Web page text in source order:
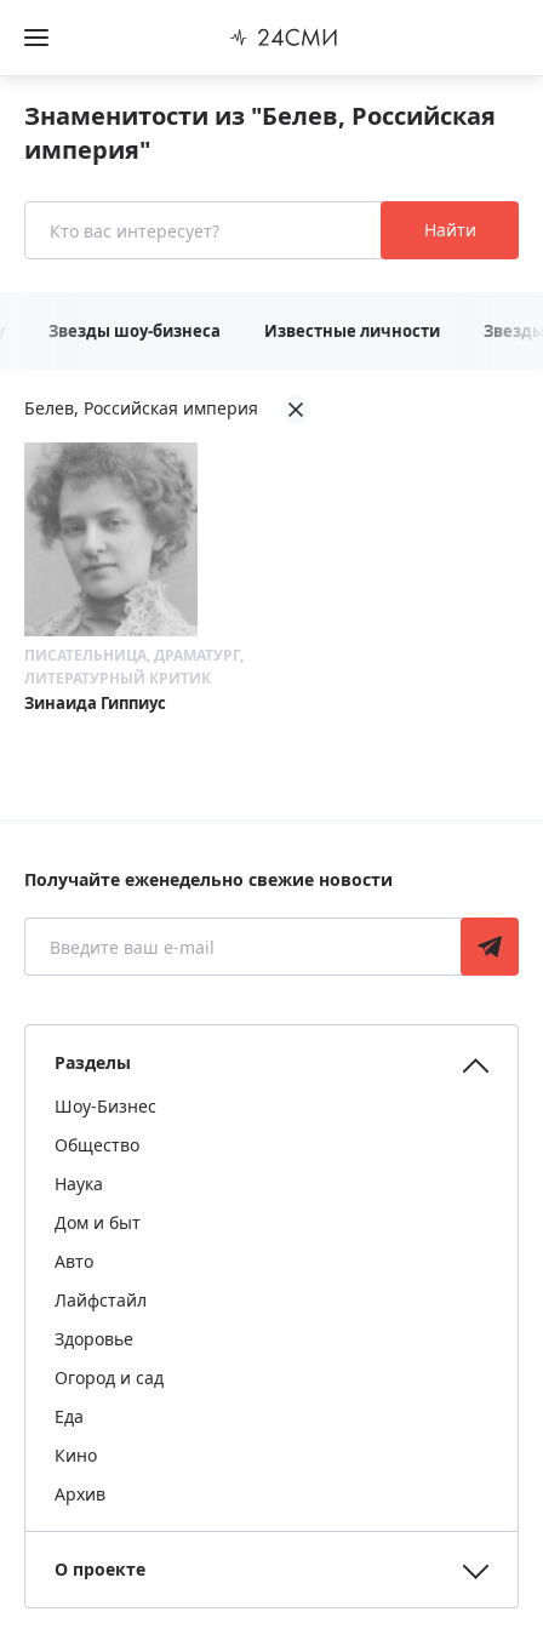
Знаменитости из "Белев, Российская
империя"
Найти
Звезды шоу-бизнеса Известные личности
Белев, Российская империя
ПИСАТЕЛЬНИЦА, ДРАМАТУРГ,
ЛИТЕРАТУРНЫЙ КРИТИК
Зинаида Гиппиус
Получайте еженедельно свежие новости
Разделы
Шоу-Бизнес
Общество
Наука
Дом и быт
Авто
Лайфстайл
Здоровье
Огород и сад
Еда
Кино
Архив
О проекте